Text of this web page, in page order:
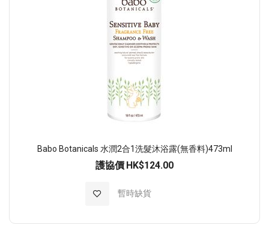
Babo Botanicals 水潤2合1洗髮沐浴露(無香料)473ml
護協價 HK$124.00
暫時缺貨
加入至願望清單